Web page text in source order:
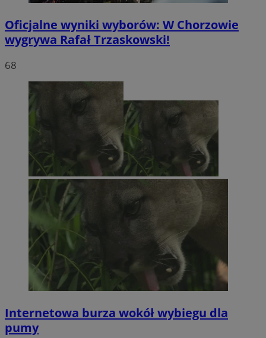
Oficjalne wyniki wyborów: W Chorzowie
wygrywa Rafał Trzaskowski!
68
Internetowa burza wokół wybiegu dla
pumy